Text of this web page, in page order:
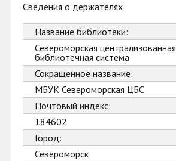
Сведения о держателях
Название библиотеки:
Североморская централизованная
библиотечная система
Сокращенное название:
МБУК Североморская ЦБС
Почтовый индекс:
184602
Город:
Североморск